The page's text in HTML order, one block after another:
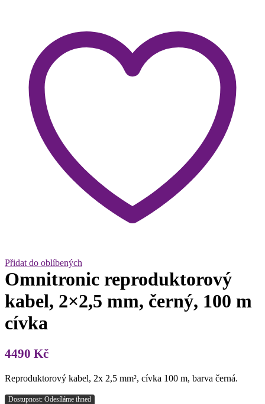
Přidat do oblíbených
Omnitronic reproduktorový
kabel, 2×2,5 mm, černý, 100 m
cívka
4490 Kč
Reproduktorový kabel, 2x 2,5 mm², cívka 100 m, barva černá.
Dostupnost: Odesíláme ihned